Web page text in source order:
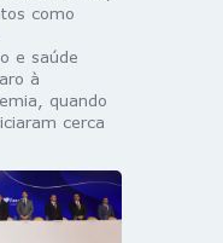
como
e saúde
à
quando
cerca